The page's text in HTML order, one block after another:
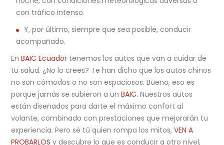
con tráfico intenso.
Y, por último, siempre que sea posible, conducir
acompañado.
EnBAIC Ecuador tenemos los autos que van a cuidar de
tu salud. ¿No lo crees? Te han dicho que los autos chinos
no son cómodos o no son espaciosos. Bueno, eso es
porque jamás se subieron a unBAIC. Nuestros autos
están diseñados para darte el máximo confort al
volante, combinado con prestaciones que mejorarán tu
experiencia. Pero sé tú quien rompa los mitos,VEN A
PROBARLOS y descubre lo que es conducir a otro nivel,